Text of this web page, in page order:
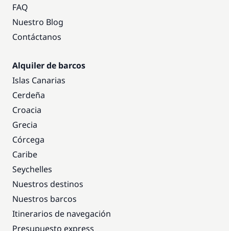
FAQ
Nuestro Blog
Contáctanos
Alquiler de barcos
Islas Canarias
Cerdeña
Croacia
Grecia
Córcega
Caribe
Seychelles
Nuestros destinos
Nuestros barcos
Itinerarios de navegación
Presupuesto express